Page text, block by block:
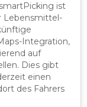
ist
Lebensmittel-
Integration,
auf
Dies gibt
einen
des Fahrers